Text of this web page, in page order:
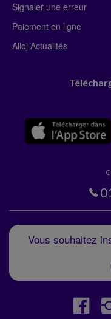
Signaler une erreur
Paiement en ligne
Alloj Actualités
Vous souhaitez